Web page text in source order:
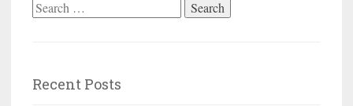
Search
Recent Posts